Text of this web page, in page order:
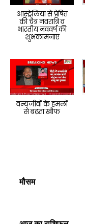
आस्ट्रेलिया से प्रेषित
की चैत्र नवरात्रि व
भारतीय नववर्ष की
शुभकामनाएं
वन्यजीवों के हमलों
से बढ़ता खौफ
मौसम